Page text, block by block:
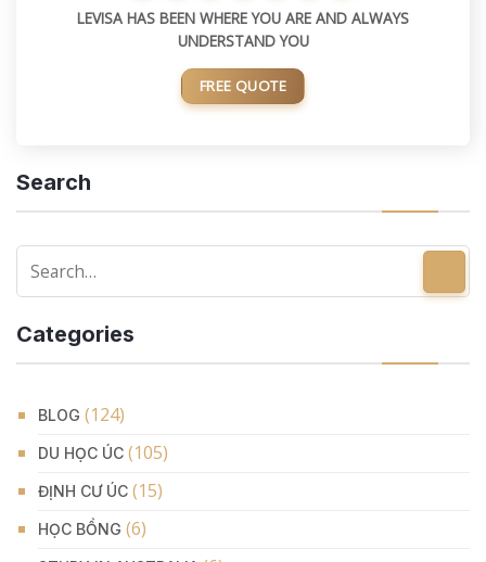
LEVISA HAS BEEN WHERE YOU ARE AND ALWAYS
UNDERSTAND YOU
FREE QUOTE
Search
Categories
BLOG (124)
DU HỌC ÚC (105)
ĐỊNH CƯ ÚC (15)
HỌC BỔNG (6)